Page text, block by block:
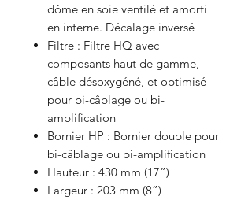
dôme en soie ventilé et amorti
en interne. Décalage inversé
Filtre : Filtre HQ avec
composants haut de gamme,
câble désoxygéné, et optimisé
pour bi-câblage ou bi-
amplification
Bornier HP : Bornier double pour
bi-câblage ou bi-amplification
Hauteur : 430 mm (17”)
Largeur : 203 mm (8”)